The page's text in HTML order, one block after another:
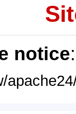
notice